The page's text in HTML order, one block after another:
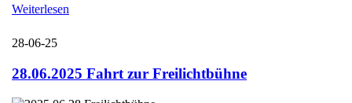
Weiterlesen
28-06-25
28.06.2025 Fahrt zur Freilichtbühne